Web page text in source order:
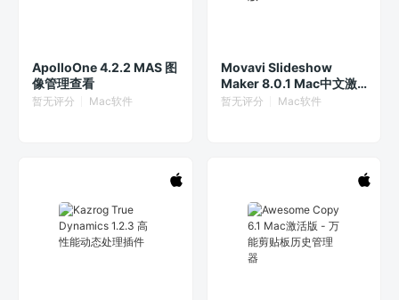
ApolloOne 4.2.2 MAS 图
像管理查看
暂无评分 Mac软件
Movavi Slideshow
Maker 8.0.1 Mac中文激
活版
暂无评分 Mac软件